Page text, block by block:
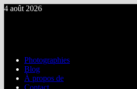
Passer
4 août 2026
Photographies
Blog
À propos de
Contact